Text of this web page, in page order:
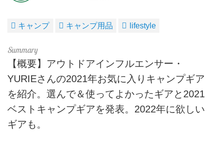
キャンプ キャンプ用品 lifestyle
【概要】アウトドアインフルエンサー・
YURIEさんの2021年お気に入りキャンプギア
を紹介。選んで＆使ってよかったギアと2021
ベストキャンプギアを発表。2022年に欲しい
ギアも。